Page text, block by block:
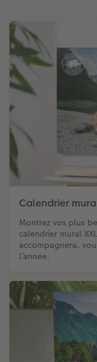
Calendrier
Montrez vos plus
calendrier mural
accompagnera,
l’année.